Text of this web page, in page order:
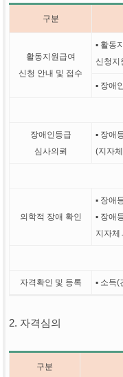
구분
활동지원급여
신청 안내 및 접수
▪ 활동
신청지
▪ 장애
장애인등급
심사의뢰
▪ 장애
(지자
의학적 장애 확인
▪ 장애
▪ 장애
지자
자격확인 및 등록 ▪ 소득
2. 자격심의
구분